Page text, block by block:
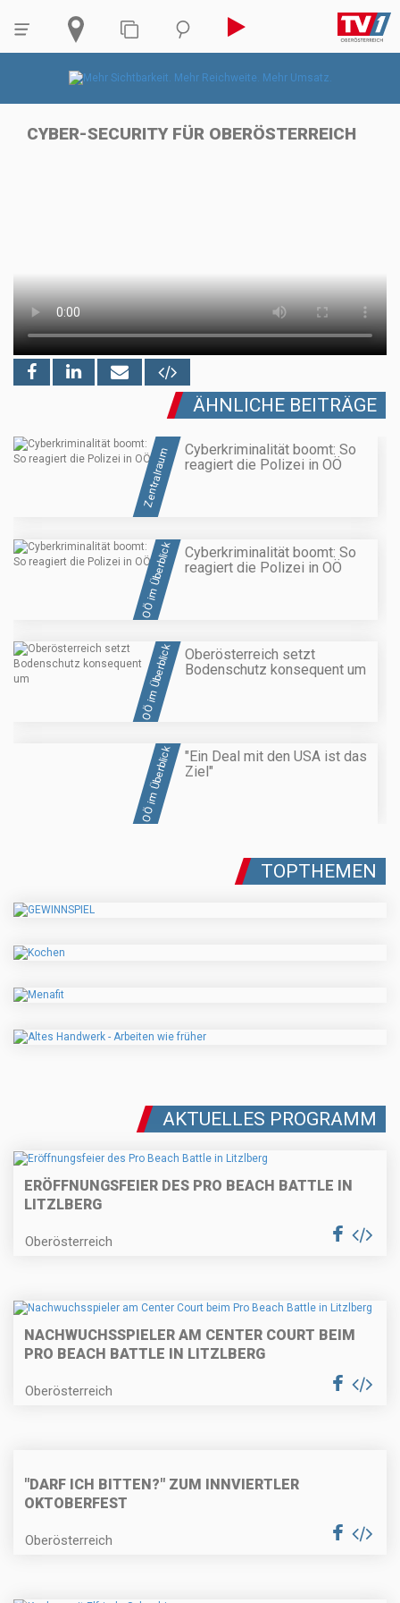
CYBER-SECURITY FÜR OBERÖSTERREICH
ÄHNLICHE BEITRÄGE
Zentralraum
Cyberkriminalität boomt: So
reagiert die Polizei in OÖ
OÖ im Überblick
Cyberkriminalität boomt: So
reagiert die Polizei in OÖ
OÖ im Überblick
Oberösterreich setzt
Bodenschutz konsequent um
OÖ im Überblick
"Ein Deal mit den USA ist das
Ziel"
TOPTHEMEN
AKTUELLES PROGRAMM
ERÖFFNUNGSFEIER DES PRO BEACH BATTLE IN
LITZLBERG
Oberösterreich
NACHWUCHSSPIELER AM CENTER COURT BEIM
PRO BEACH BATTLE IN LITZLBERG
Oberösterreich
"DARF ICH BITTEN?" ZUM INNVIERTLER
OKTOBERFEST
Oberösterreich